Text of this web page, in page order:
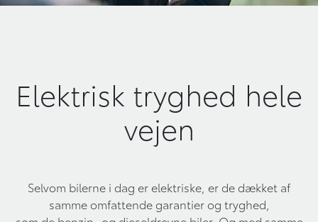
Elektrisk tryghed hele
vejen
Selvom bilerne i dag er elektriske, er de dækket af
samme omfattende garantier og tryghed,